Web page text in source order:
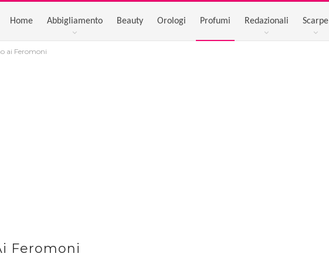
Home Abbigliamento Beauty Orologi Profumi Redazionali Scarpe
ai Feromoni
Feromoni